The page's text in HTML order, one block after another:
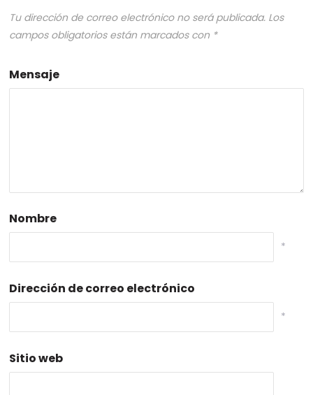
Tu dirección de correo electrónico no será publicada. Los
campos obligatorios están marcados con *
Mensaje
Nombre
*
Dirección de correo electrónico
*
Sitio web